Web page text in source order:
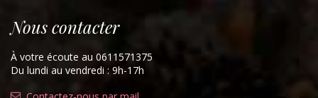
Nous contacter
À votre écoute au 0611571375
Du lundi au vendredi : 9h-17h